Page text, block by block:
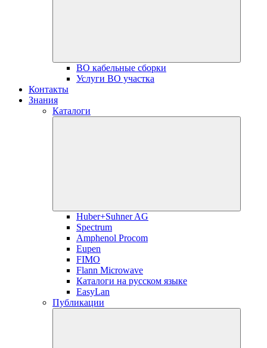
ВО кабельные сборки
Услуги ВО участка
Контакты
Знания
Каталоги
Huber+Suhner AG
Spectrum
Amphenol Procom
Eupen
FIMO
Flann Microwave
Каталоги на русском языке
EasyLan
Публикации